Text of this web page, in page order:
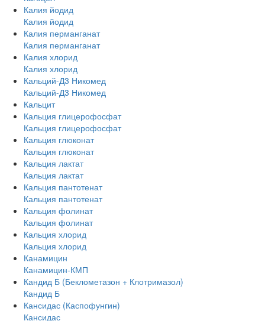
Калия йодид
Калия йодид
Калия перманганат
Калия перманганат
Калия хлорид
Калия хлорид
Кальций-Д3 Никомед
Кальций-Д3 Никомед
Кальцит
Кальция глицерофосфат
Кальция глицерофосфат
Кальция глюконат
Кальция глюконат
Кальция лактат
Кальция лактат
Кальция пантотенат
Кальция пантотенат
Кальция фолинат
Кальция фолинат
Кальция хлорид
Кальция хлорид
Канамицин
Канамицин-КМП
Кандид Б (Беклометазон + Клотримазол)
Кандид Б
Кансидас (Каспофунгин)
Кансидас